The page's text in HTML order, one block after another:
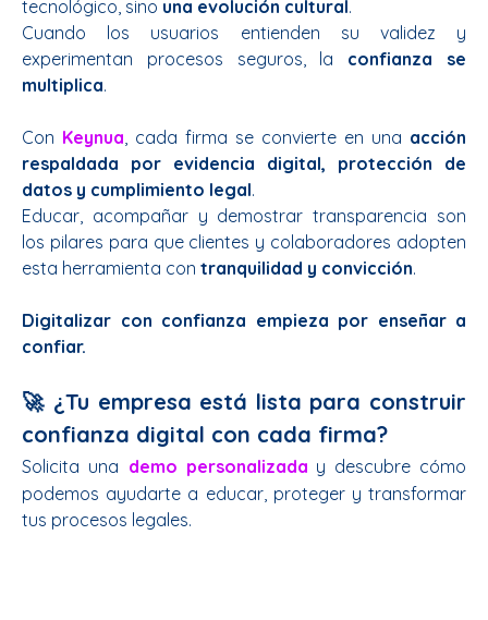
tecnológico, sino una evolución cultural.
Cuando los usuarios entienden su validez y
experimentan procesos seguros, la confianza se
multiplica.
Con Keynua, cada firma se convierte en una acción
respaldada por evidencia digital, protección de
datos y cumplimiento legal.
Educar, acompañar y demostrar transparencia son
los pilares para que clientes y colaboradores adopten
esta herramienta con tranquilidad y convicción.
Digitalizar con confianza empieza por enseñar a
confiar.
🚀 ¿Tu empresa está lista para construir
confianza digital con cada firma?
Solicita una demo personalizada y descubre cómo
podemos ayudarte a educar, proteger y transformar
tus procesos legales.